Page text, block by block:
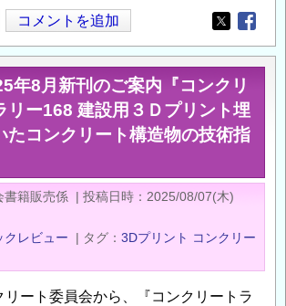
コメントを追加
Opens in
年8月新刊のご案内『コンクリ
リー168 建設用３Ｄプリント埋
たコンクリート構造物の技術指
書籍販売係 | 投稿日時
2025/08/07(木)
クレビュー | タグ 3Dプリント コンクリー
リート委員会から、『コンクリートラ